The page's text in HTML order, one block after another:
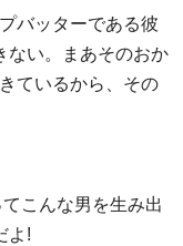
バッターである彼
ない。まあそのおか
ているから、その
こんな男を生み出
よ!